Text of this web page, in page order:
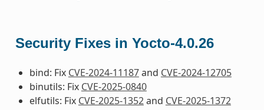
Security Fixes in Yocto-4.0.26
bind: Fix CVE-2024-11187and CVE-2024-12705
binutils: Fix CVE-2025-0840
elfutils: Fix CVE-2025-1352and CVE-2025-1372